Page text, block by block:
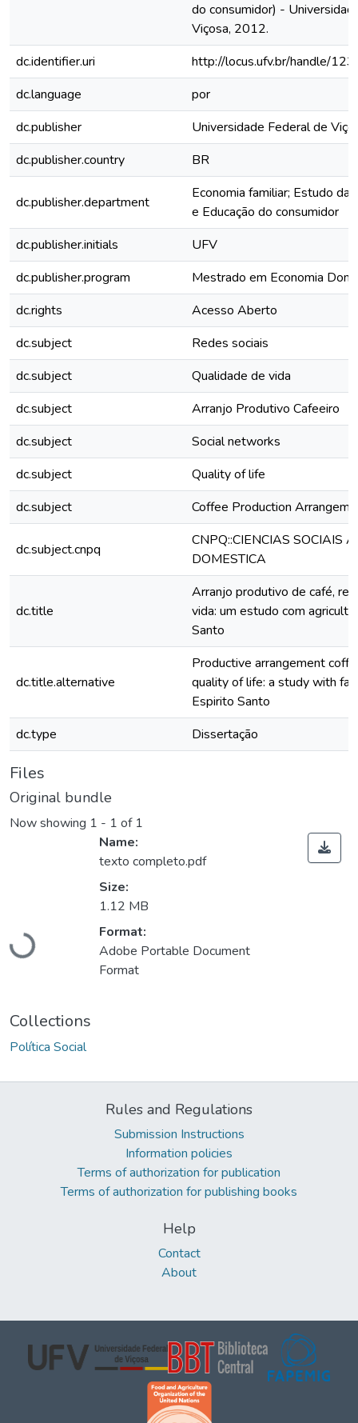
do consumidor) -
Viçosa, 2012.
dc.identifier.uri
http://locus.ufv.br/handle/
dc.language
por
dc.publisher
Universidade Federal de
dc.publisher.country
BR
dc.publisher.department
Economia familiar; Estudo da
e Educação do consumidor
dc.publisher.initials
UFV
dc.publisher.program
Mestrado em Economia
dc.rights
Acesso Aberto
dc.subject
Redes sociais
dc.subject
Qualidade de vida
dc.subject
Arranjo Produtivo Cafeeiro
dc.subject
Social networks
dc.subject
Quality of life
dc.subject
Coffee Production
dc.subject.cnpq
CNPQ::CIENCIAS SOCIAIS
DOMESTICA
dc.title
Arranjo produtivo de café,
vida: um estudo com
Santo
dc.title.alternative
Productive arrangement
quality of life: a study with
Espirito Santo
dc.type
Dissertação
Files
Original bundle
Now showing 1 - 1 of 1
Loading...
Name:
texto completo.pdf
Size:
1.12 MB
Format:
Adobe Portable Document
Format
Collections
Política Social
Rules and Regulations
Submission Instructions
Information policies
Terms of authorization for publication
Terms of authorization for publishing books
Help
Contact
About